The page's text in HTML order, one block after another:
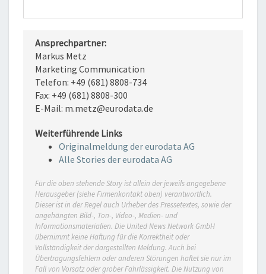
Ansprechpartner:
Markus Metz
Marketing Communication
Telefon: +49 (681) 8808-734
Fax: +49 (681) 8808-300
E-Mail: m.metz@eurodata.de
Weiterführende Links
Originalmeldung der eurodata AG
Alle Stories der eurodata AG
Für die oben stehende Story ist allein der jeweils angegebene
Herausgeber (siehe Firmenkontakt oben) verantwortlich.
Dieser ist in der Regel auch Urheber des Pressetextes, sowie der
angehängten Bild-, Ton-, Video-, Medien- und
Informationsmaterialien. Die United News Network GmbH
übernimmt keine Haftung für die Korrektheit oder
Vollständigkeit der dargestellten Meldung. Auch bei
Übertragungsfehlern oder anderen Störungen haftet sie nur im
Fall von Vorsatz oder grober Fahrlässigkeit. Die Nutzung von